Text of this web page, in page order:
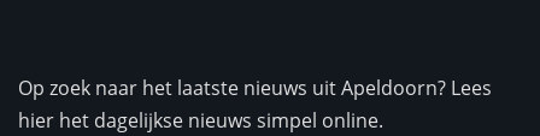
Op zoek naar het laatste nieuws uit Apeldoorn? Lees
hier het dagelijkse nieuws simpel online.